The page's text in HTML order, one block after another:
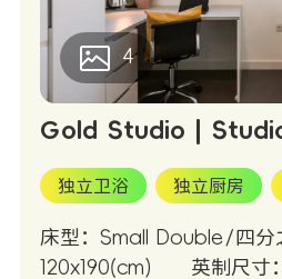
4
Gold Studio |
独立卫浴 独立厨房
床型：Small Double/四分
120x190(cm)
英制尺寸